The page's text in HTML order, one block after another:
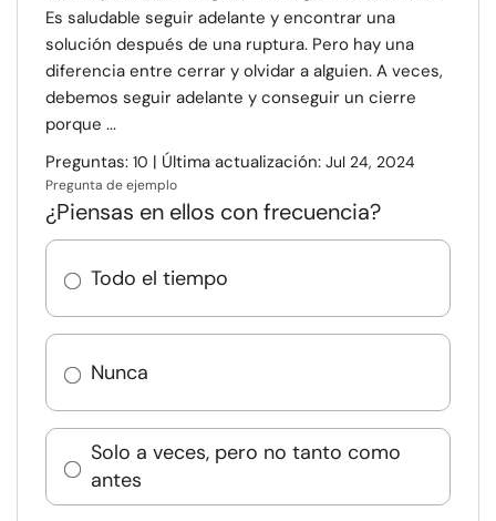
Es saludable seguir adelante y encontrar una
solución después de una ruptura. Pero hay una
diferencia entre cerrar y olvidar a alguien. A veces,
debemos seguir adelante y conseguir un cierre
porque ...
Preguntas: 10 | Última actualización: Jul 24, 2024
Pregunta de ejemplo
¿Piensas en ellos con frecuencia?
Todo el tiempo
Nunca
Solo a veces, pero no tanto como
antes